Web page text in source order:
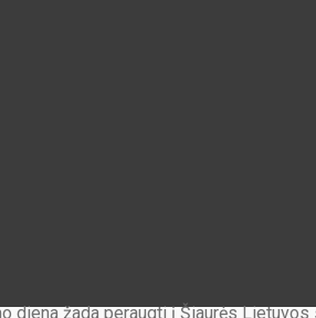
diena žada peraugti į Šiaurės Lietuvos